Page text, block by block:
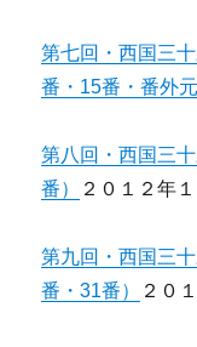
第七回・西国三
番・15番・番外元
第八回・西国三
番）
２０１２年
第九回・西国三
番・31番）
２０